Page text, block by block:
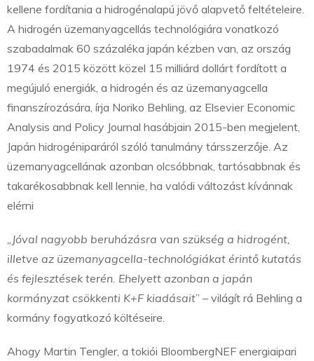
kellene fordítania a hidrogénalapú jövő alapvető feltételeire.
A hidrogén üzemanyagcellás technológiára vonatkozó
szabadalmak 60 százaléka japán kézben van, az ország
1974 és 2015 között közel 15 milliárd dollárt fordított a
megújuló energiák, a hidrogén és az üzemanyagcella
finanszírozására, írja Noriko Behling, az Elsevier Economic
Analysis and Policy Journal hasábjain 2015-ben megjelent,
Japán hidrogéniparáról szóló tanulmány társszerzője. Az
üzemanyagcellának azonban olcsóbbnak, tartósabbnak és
takarékosabbnak kell lennie, ha valódi változást kívánnak
elérni
„Jóval nagyobb beruházásra van szükség a hidrogént,
illetve az üzemanyagcella-technológiákat érintő kutatás
és fejlesztések terén. Ehelyett azonban a japán
kormányzat csökkenti K+F kiadásait” – világít rá Behling a
kormány fogyatkozó költéseire.
Ahogy Martin Tengler, a tokiói BloombergNEF energiaipari